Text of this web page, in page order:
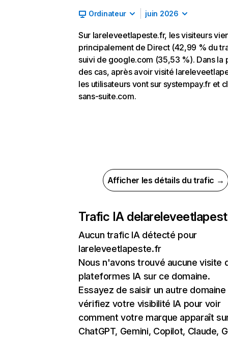
Ordinateur juin 2026
Sur lareleveetlapeste.fr, les visiteurs
principalement de Direct (42,99 % du
suivi de google.com (35,53 %). Dans la
des cas, après avoir visité
les utilisateurs vont sur systempay.fr et
sans-suite.com.
Afficher les détails du trafic →
Trafic IA de
Aucun trafic IA détecté pour
lareleveetlapeste.fr
Nous n'avons trouvé aucune visite
plateformes IA sur ce domaine.
Essayez de saisir un autre domaine
vérifiez votre visibilité IA pour voir
comment votre marque apparaît
ChatGPT, Gemini, Copilot, Claude,